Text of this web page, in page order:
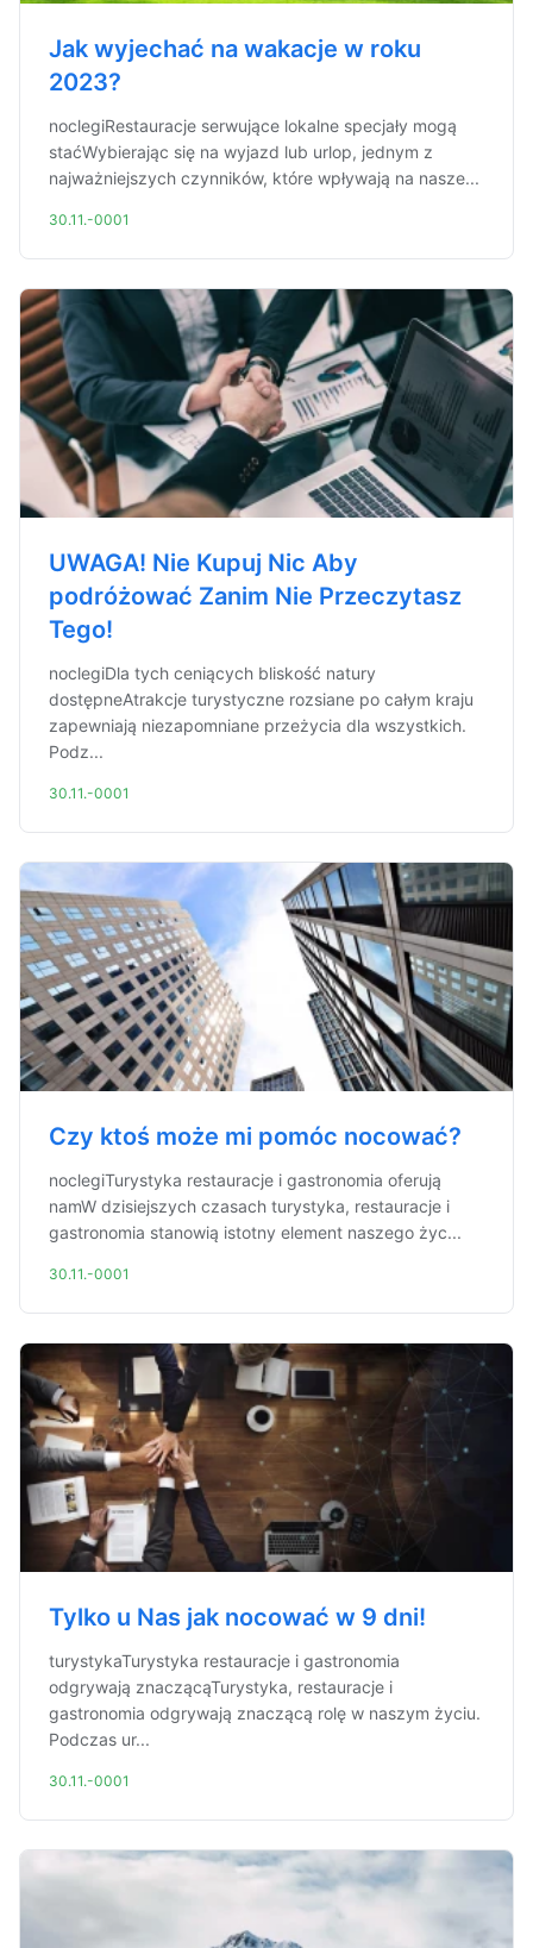
Jak wyjechać na wakacje w roku
2023?
noclegiRestauracje serwujące lokalne specjały mogą
staćWybierając się na wyjazd lub urlop, jednym z
najważniejszych czynników, które wpływają na nasze...
30.11.-0001
UWAGA! Nie Kupuj Nic Aby
podróżować Zanim Nie Przeczytasz
Tego!
noclegiDla tych ceniących bliskość natury
dostępneAtrakcje turystyczne rozsiane po całym kraju
zapewniają niezapomniane przeżycia dla wszystkich.
Podz...
30.11.-0001
Czy ktoś może mi pomóc nocować?
noclegiTurystyka restauracje i gastronomia oferują
namW dzisiejszych czasach turystyka, restauracje i
gastronomia stanowią istotny element naszego życ...
30.11.-0001
Tylko u Nas jak nocować w 9 dni!
turystykaTurystyka restauracje i gastronomia
odgrywają znaczącąTurystyka, restauracje i
gastronomia odgrywają znaczącą rolę w naszym życiu.
Podczas ur...
30.11.-0001